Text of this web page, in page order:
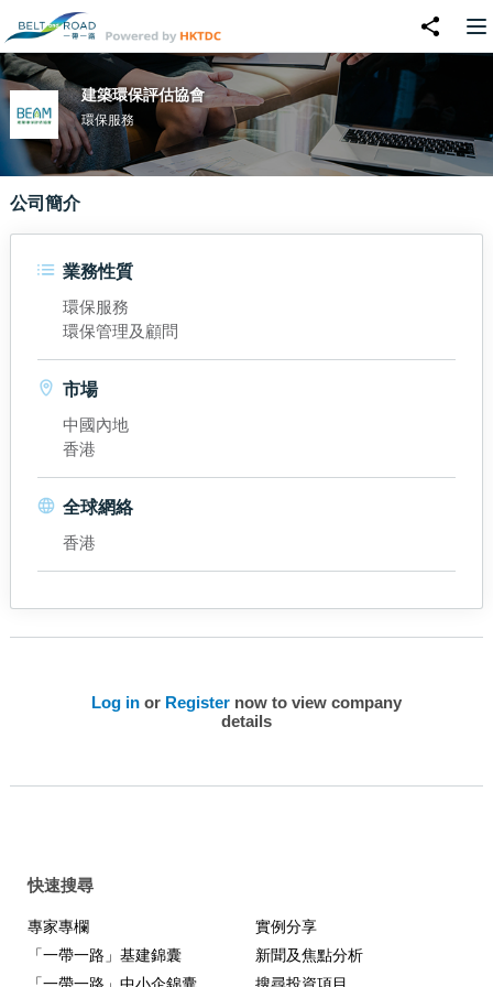
建築環保評估協會
環保服務
公司簡介
業務性質
環保服務
環保管理及顧問
市場
中國內地
香港
全球網絡
香港
Log in or Register now to view company
details
快速搜尋
專家專欄
實例分享
「一帶一路」基建錦囊
新聞及焦點分析